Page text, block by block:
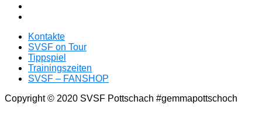
Kontakte
SVSF on Tour
Tippspiel
Trainingszeiten
SVSF – FANSHOP
Copyright © 2020 SVSF Pottschach #gemmapottschoch